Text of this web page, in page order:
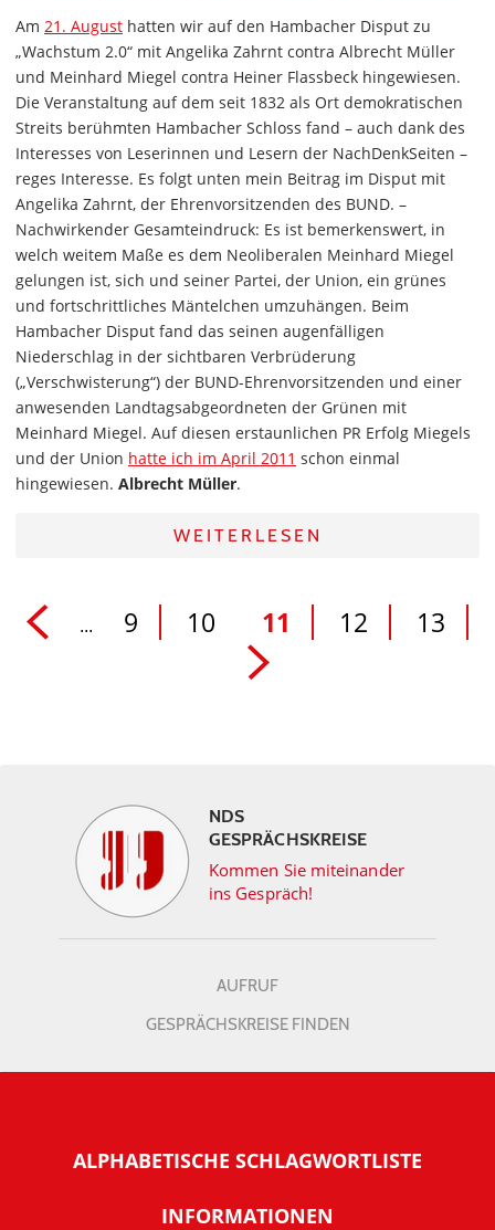
Am 21. August hatten wir auf den Hambacher Disput zu
„Wachstum 2.0“ mit Angelika Zahrnt contra Albrecht Müller
und Meinhard Miegel contra Heiner Flassbeck hingewiesen.
Die Veranstaltung auf dem seit 1832 als Ort demokratischen
Streits berühmten Hambacher Schloss fand – auch dank des
Interesses von Leserinnen und Lesern der NachDenkSeiten –
reges Interesse. Es folgt unten mein Beitrag im Disput mit
Angelika Zahrnt, der Ehrenvorsitzenden des BUND. –
Nachwirkender Gesamteindruck: Es ist bemerkenswert, in
welch weitem Maße es dem Neoliberalen Meinhard Miegel
gelungen ist, sich und seiner Partei, der Union, ein grünes
und fortschrittliches Mäntelchen umzuhängen. Beim
Hambacher Disput fand das seinen augenfälligen
Niederschlag in der sichtbaren Verbrüderung
(„Verschwisterung“) der BUND-Ehrenvorsitzenden und einer
anwesenden Landtagsabgeordneten der Grünen mit
Meinhard Miegel. Auf diesen erstaunlichen PR Erfolg Miegels
und der Union hatte ich im April 2011 schon einmal
hingewiesen. Albrecht Müller.
WEITERLESEN
... 9 10 11 12 13
NDS
GESPRÄCHSKREISE
Kommen Sie miteinander
ins Gespräch!
AUFRUF
GESPRÄCHSKREISE FINDEN
ALPHABETISCHE SCHLAGWORTLISTE
INFORMATIONEN